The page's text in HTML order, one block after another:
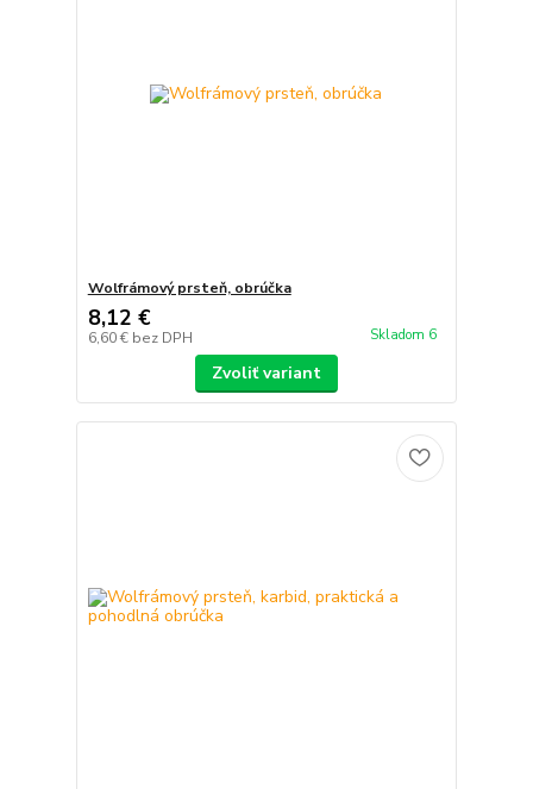
Wolfrámový prsteň, obrúčka
8,12 €
6,60 € bez DPH Skladom 6
Zvoliť variant